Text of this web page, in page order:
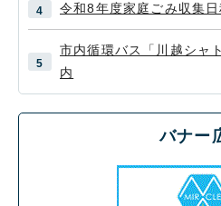
令和8年度家庭ごみ収集日
市内循環バス「川越シャ
内
バナー